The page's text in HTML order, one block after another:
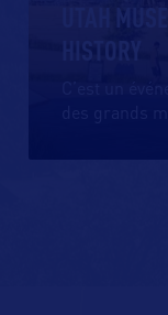
UTAH
HISTORY
C’est un